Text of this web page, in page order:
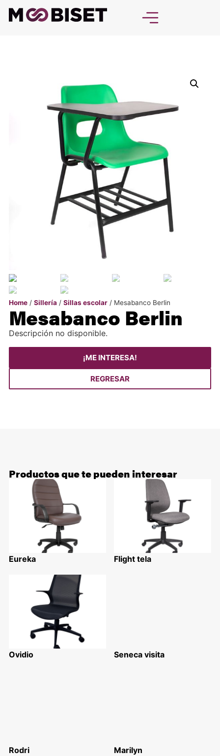
Home/ Sillería / Sillas escolar/ Mesabanco Berlin
Mesabanco Berlin
Descripción no disponible.
¡ME INTERESA!
REGRESAR
Productos que te pueden interesar
Eureka Flight tela
Ovidio Seneca visita
Rodri Marilyn